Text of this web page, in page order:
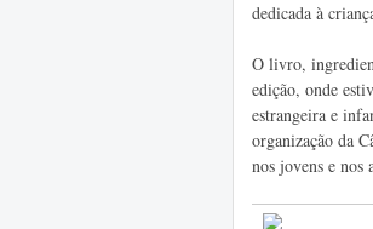
dedicada à
O livro,
edição, onde
estrangeira e
organização da
nos jovens e nos